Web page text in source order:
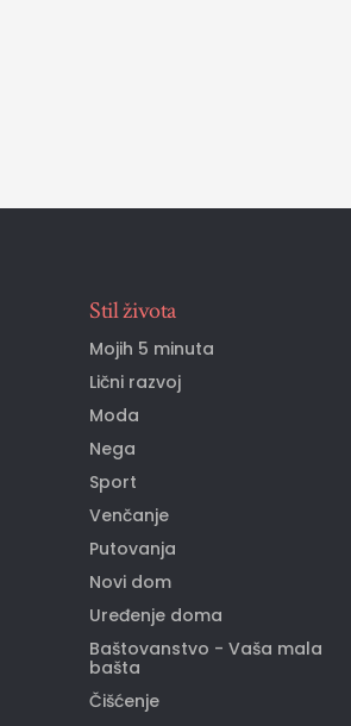
Stil života
Mojih 5 minuta
Lični razvoj
Moda
Nega
Sport
Venčanje
Putovanja
Novi dom
Uređenje doma
Baštovanstvo - Vaša mala
bašta
Čišćenje